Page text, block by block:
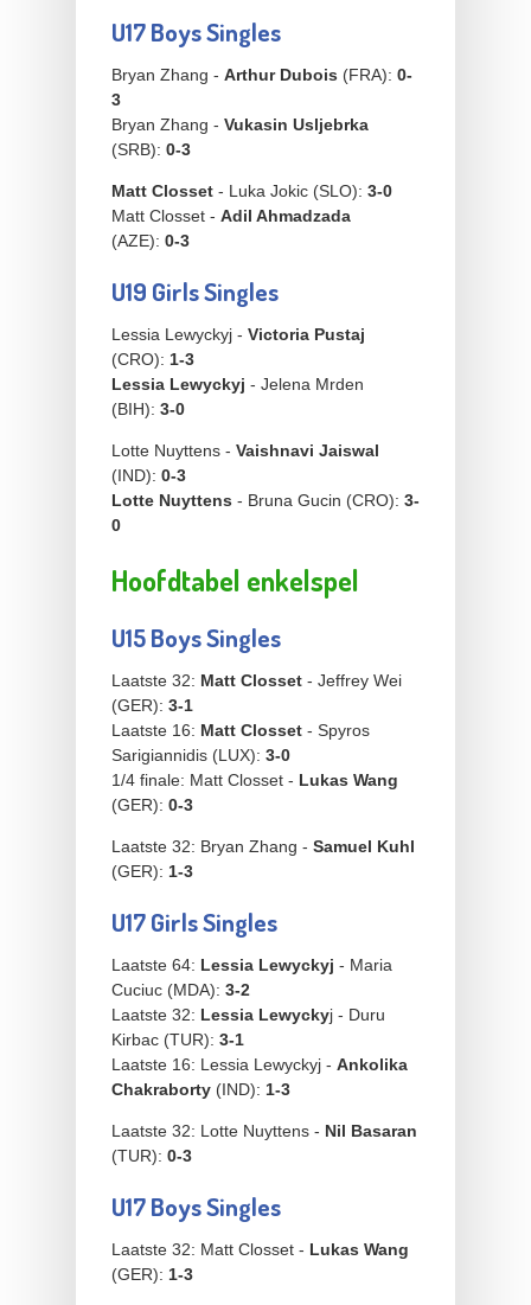
U17 Boys Singles
Bryan Zhang - Arthur Dubois (FRA): 0-
3
Bryan Zhang - Vukasin Usljebrka
(SRB): 0-3
Matt Closset - Luka Jokic (SLO): 3-0
Matt Closset - Adil Ahmadzada
(AZE): 0-3
U19 Girls Singles
Lessia Lewyckyj - Victoria Pustaj
(CRO): 1-3
Lessia Lewyckyj - Jelena Mrden
(BIH): 3-0
Lotte Nuyttens - Vaishnavi Jaiswal
(IND): 0-3
Lotte Nuyttens - Bruna Gucin (CRO): 3-
0
Hoofdtabel enkelspel
U15 Boys Singles
Laatste 32: Matt Closset - Jeffrey Wei
(GER): 3-1
Laatste 16: Matt Closset - Spyros
Sarigiannidis (LUX): 3-0
1/4 finale: Matt Closset - Lukas Wang
(GER): 0-3
Laatste 32: Bryan Zhang - Samuel Kuhl
(GER): 1-3
U17 Girls Singles
Laatste 64: Lessia Lewyckyj - Maria
Cuciuc (MDA): 3-2
Laatste 32: Lessia Lewyckyj - Duru
Kirbac (TUR): 3-1
Laatste 16: Lessia Lewyckyj - Ankolika
Chakraborty (IND): 1-3
Laatste 32: Lotte Nuyttens - Nil Basaran
(TUR): 0-3
U17 Boys Singles
Laatste 32: Matt Closset - Lukas Wang
(GER): 1-3